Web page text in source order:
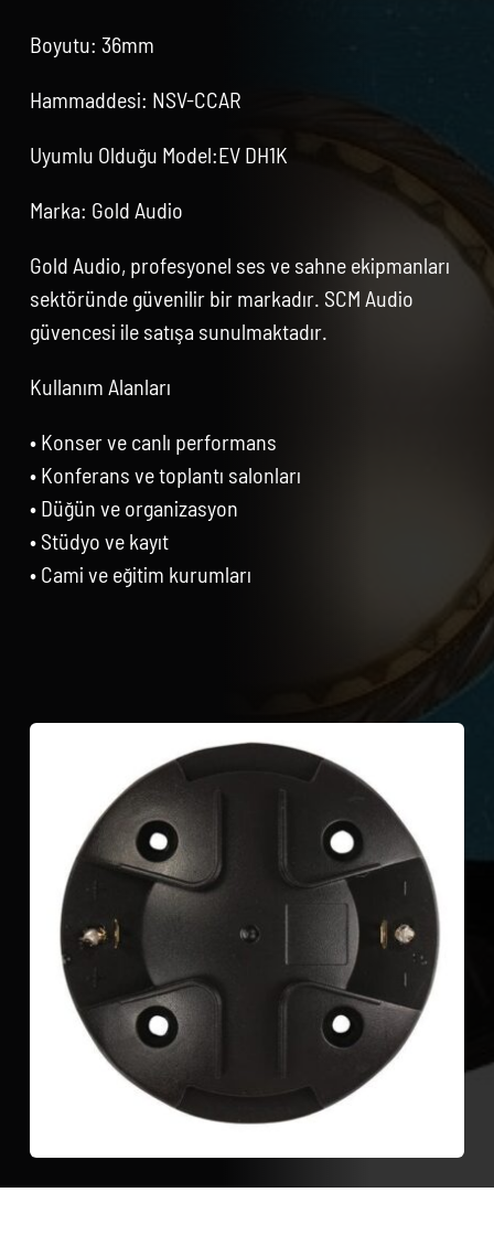
Boyutu: 36mm
Hammaddesi: NSV-CCAR
Uyumlu Olduğu Model:EV DH1K
Marka: Gold Audio
Gold Audio, profesyonel ses ve sahne ekipmanları
sektöründe güvenilir bir markadır. SCM Audio
güvencesi ile satışa sunulmaktadır.
Kullanım Alanları
• Konser ve canlı performans
• Konferans ve toplantı salonları
• Düğün ve organizasyon
• Stüdyo ve kayıt
• Cami ve eğitim kurumları